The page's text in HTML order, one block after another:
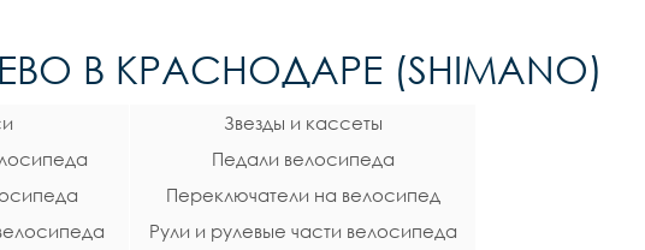
В КРАСНОДАРЕ (SHIMANO)
Звезды и кассеты
Педали велосипеда
Переключатели на велосипед
Рули и рулевые части велосипеда